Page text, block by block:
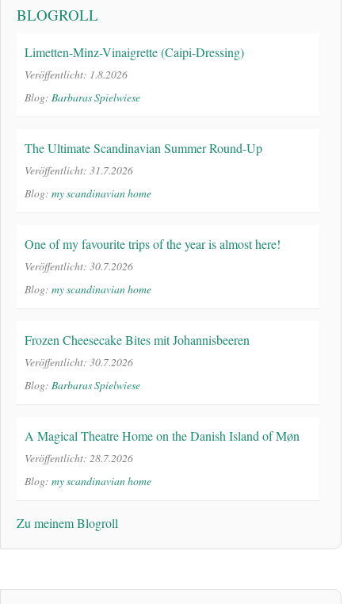
BLOGROLL
Limetten-Minz-Vinaigrette (Caipi-Dressing)
Veröffentlicht: 1.8.2026
Blog: Barbaras Spielwiese
The Ultimate Scandinavian Summer Round-Up
Veröffentlicht: 31.7.2026
Blog: my scandinavian home
One of my favourite trips of the year is almost here!
Veröffentlicht: 30.7.2026
Blog: my scandinavian home
Frozen Cheesecake Bites mit Johannisbeeren
Veröffentlicht: 30.7.2026
Blog: Barbaras Spielwiese
A Magical Theatre Home on the Danish Island of Møn
Veröffentlicht: 28.7.2026
Blog: my scandinavian home
Zu meinem Blogroll